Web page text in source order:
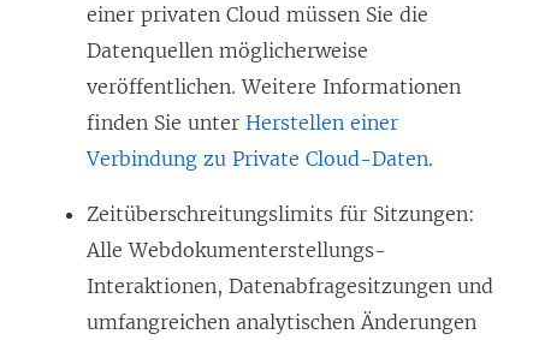
einer privaten Cloud müssen Sie die
Datenquellen möglicherweise
veröffentlichen. Weitere Informationen
finden Sie unter Herstellen einer
Verbindung zu Private Cloud-Daten.
Zeitüberschreitungslimits für Sitzungen:
Alle Webdokumenterstellungs-
Interaktionen, Datenabfragesitzungen und
umfangreichen analytischen Änderungen